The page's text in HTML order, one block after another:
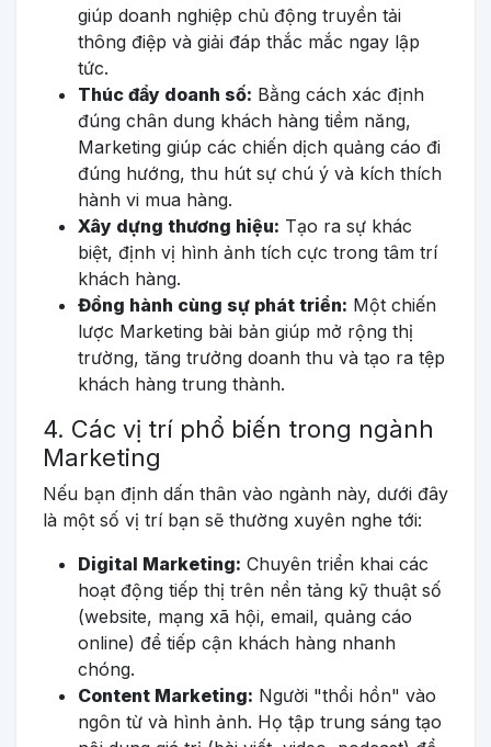
giúp doanh nghiệp chủ động truyền tải
thông điệp và giải đáp thắc mắc ngay lập
tức.
Thúc đẩy doanh số: Bằng cách xác định
đúng chân dung khách hàng tiềm năng,
Marketing giúp các chiến dịch quảng cáo đi
đúng hướng, thu hút sự chú ý và kích thích
hành vi mua hàng.
Xây dựng thương hiệu: Tạo ra sự khác
biệt, định vị hình ảnh tích cực trong tâm trí
khách hàng.
Đồng hành cùng sự phát triển: Một chiến
lược Marketing bài bản giúp mở rộng thị
trường, tăng trưởng doanh thu và tạo ra tệp
khách hàng trung thành.
4. Các vị trí phổ biến trong ngành
Marketing
Nếu bạn định dấn thân vào ngành này, dưới đây
là một số vị trí bạn sẽ thường xuyên nghe tới:
Digital Marketing: Chuyên triển khai các
hoạt động tiếp thị trên nền tảng kỹ thuật số
(website, mạng xã hội, email, quảng cáo
online) để tiếp cận khách hàng nhanh
chóng.
Content Marketing: Người "thổi hồn" vào
ngôn từ và hình ảnh. Họ tập trung sáng tạo